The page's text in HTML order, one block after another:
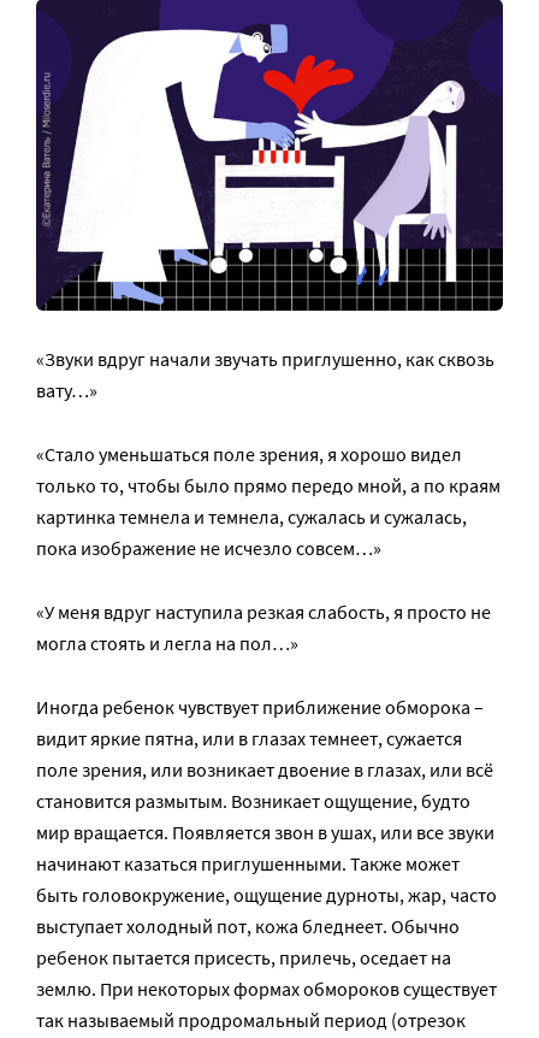
«Звуки вдруг начали звучать приглушенно, как сквозь
вату…»
«Стало уменьшаться поле зрения, я хорошо видел
только то, чтобы было прямо передо мной, а по краям
картинка темнела и темнела, сужалась и сужалась,
пока изображение не исчезло совсем…»
«У меня вдруг наступила резкая слабость, я просто не
могла стоять и легла на пол…»
Иногда ребенок чувствует приближение обморока –
видит яркие пятна, или в глазах темнеет, сужается
поле зрения, или возникает двоение в глазах, или всё
становится размытым. Возникает ощущение, будто
мир вращается. Появляется звон в ушах, или все звуки
начинают казаться приглушенными. Также может
быть головокружение, ощущение дурноты, жар, часто
выступает холодный пот, кожа бледнеет. Обычно
ребенок пытается присесть, прилечь, оседает на
землю. При некоторых формах обмороков существует
так называемый продромальный период (отрезок